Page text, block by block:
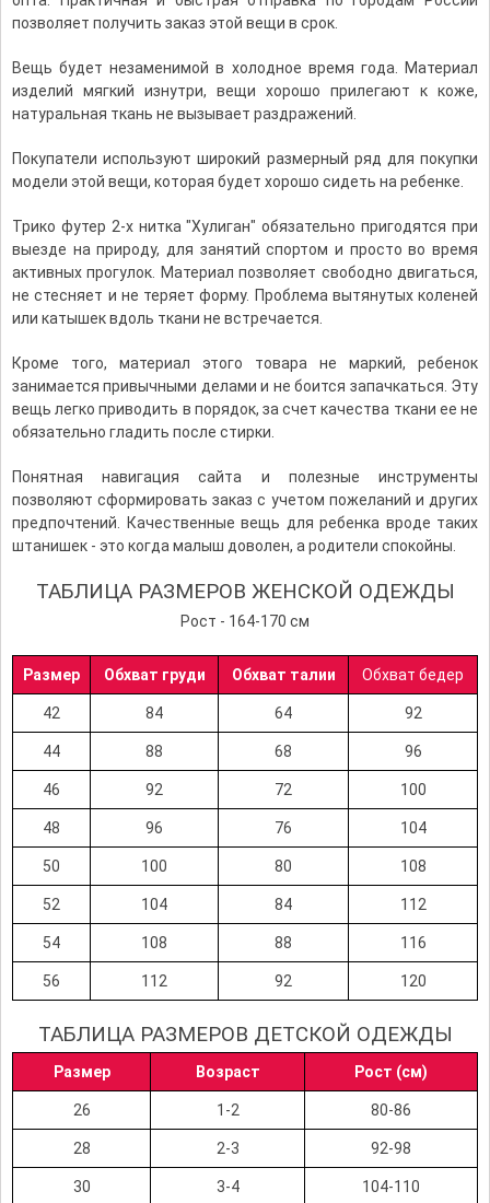
позволяет получить заказ этой вещи в срок.
Вещь будет незаменимой в холодное время года. Материал
изделий мягкий изнутри, вещи хорошо прилегают к коже,
натуральная ткань не вызывает раздражений.
Покупатели используют широкий размерный ряд для покупки
модели этой вещи, которая будет хорошо сидеть на ребенке.
Трико футер 2-х нитка "Хулиган"обязательно пригодятся при
выезде на природу, для занятий спортом и просто во время
активных прогулок. Материал позволяет свободно двигаться,
не стесняет и не теряет форму. Проблема вытянутых коленей
или катышек вдоль ткани не встречается.
Кроме того, материал этого товара не маркий, ребенок
занимается привычными делами и не боится запачкаться. Эту
вещь легко приводить в порядок, за счет качества ткани ее не
обязательно гладить после стирки.
Понятная навигация сайта и полезные инструменты
позволяют сформировать заказ с учетом пожеланий и других
предпочтений. Качественные вещь для ребенка вроде таких
штанишек - это когда малыш доволен, а родители спокойны.
ТАБЛИЦА РАЗМЕРОВ ЖЕНСКОЙ ОДЕЖДЫ
Рост - 164-170 см
Размер Обхват груди Обхват талии Обхват бедер
42 84 64 92
44 88 68 96
46 92 72 100
48 96 76 104
50 100 80 108
52 104 84 112
54 108 88 116
56 112 92 120
ТАБЛИЦА РАЗМЕРОВ ДЕТСКОЙ ОДЕЖДЫ
Размер Возраст Рост (см)
26 1-2 80-86
28 2-3 92-98
30 3-4 104-110